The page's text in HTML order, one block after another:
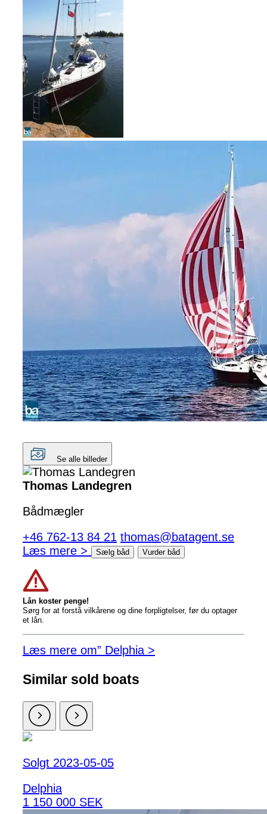
Se alle billeder
Thomas Landegren
Bådmægler
+46 762-13 84 21 thomas@batagent.se
Læs mere >
Sælg båd Vurder båd
Lån koster penge!
Sørg for at forstå vilkårene og dine forpligtelser, før du optager
et lån.
Læs mere om” Delphia >
Similar sold boats
Solgt 2023-05-05
Delphia
1 150 000 SEK